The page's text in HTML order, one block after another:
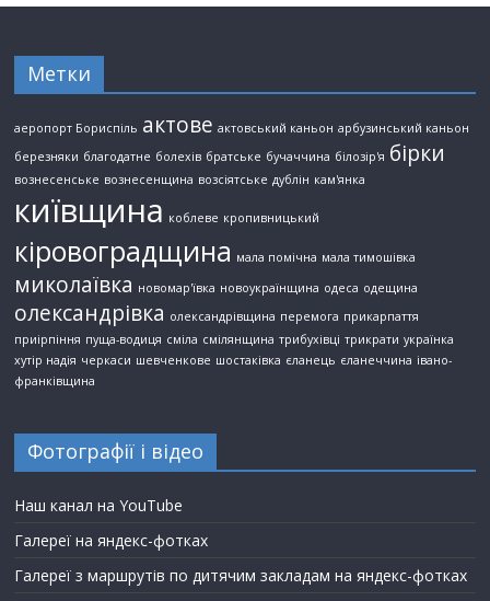
Метки
аеропорт Бориспіль актове актовський каньон арбузинський каньон
березняки благодатне болехів братське бучаччина білозір'я бірки
вознесенське вознесенщина возсіятське дублін кам'янка
київщина коблеве кропивницький
кіровоградщина мала помічна мала тимошівка
миколаївка новомар'ївка новоукраїнщина одеса одещина
олександрівка олександрівщина перемога прикарпаття
приірпіння пуща-водиця сміла смілянщина трибухівці трикрати українка
хутір надія черкаси шевченкове шостаківка єланець єланеччина івано-
франківщина
Фотографії і відео
Наш канал на YouTube
Галереї на яндекс-фотках
Галереї з маршрутів по дитячим закладам на яндекс-фотках